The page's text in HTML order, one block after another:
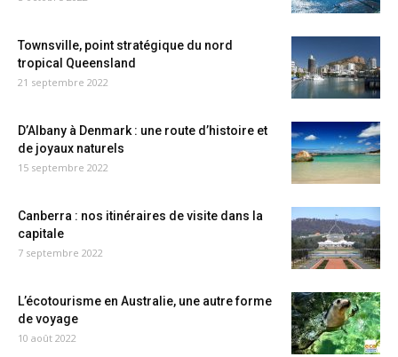
Townsville, point stratégique du nord
tropical Queensland
21 septembre 2022
D’Albany à Denmark : une route d’histoire et
de joyaux naturels
15 septembre 2022
Canberra : nos itinéraires de visite dans la
capitale
7 septembre 2022
L’écotourisme en Australie, une autre forme
de voyage
10 août 2022